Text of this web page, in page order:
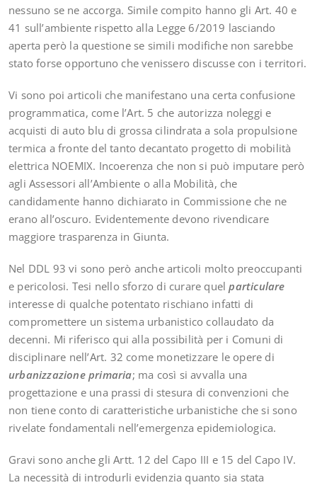
nessuno se ne accorga. Simile compito hanno gli Art. 40 e
41 sull’ambiente rispetto alla Legge 6/2019 lasciando
aperta però la questione se simili modifiche non sarebbe
stato forse opportuno che venissero discusse con i territori.
Vi sono poi articoli che manifestano una certa confusione
programmatica, come l’Art. 5 che autorizza noleggi e
acquisti di auto blu di grossa cilindrata a sola propulsione
termica a fronte del tanto decantato progetto di mobilità
elettrica NOEMIX. Incoerenza che non si può imputare però
agli Assessori all’Ambiente o alla Mobilità, che
candidamente hanno dichiarato in Commissione che ne
erano all’oscuro. Evidentemente devono rivendicare
maggiore trasparenza in Giunta.
Nel DDL 93 vi sono però anche articoli molto preoccupanti
e pericolosi. Tesi nello sforzo di curare quelparticulare
interesse di qualche potentato rischiano infatti di
compromettere un sistema urbanistico collaudato da
decenni. Mi riferisco qui alla possibilità per i Comuni di
disciplinare nell’Art. 32 come monetizzare le opere di
urbanizzazione primaria; ma così si avvalla una
progettazione e una prassi di stesura di convenzioni che
non tiene conto di caratteristiche urbanistiche che si sono
rivelate fondamentali nell’emergenza epidemiologica.
Gravi sono anche gli Artt. 12 del Capo III e 15 del Capo IV.
La necessità di introdurli evidenzia quanto sia stata